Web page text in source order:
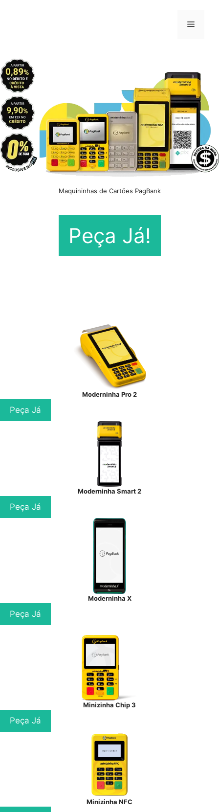
Menu
Maquininhas de Cartões PagBank
Peça Já!
Moderninha Pro 2
Peça Já
Moderninha Smart 2
Peça Já
Moderninha X
Peça Já
Minizinha Chip 3
Peça Já
Minizinha NFC